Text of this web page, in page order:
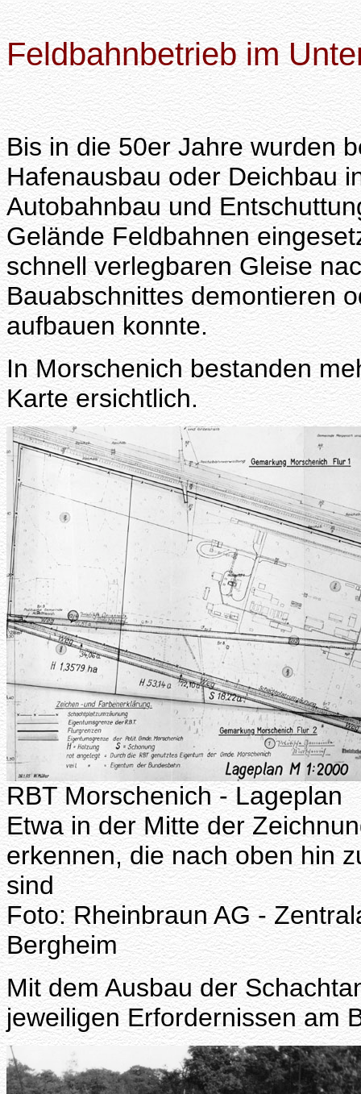
Feldbahnbetrieb im
Bis in die 50er Jahre wurden
Hafenausbau oder Deichbau
Autobahnbau und
Gelände Feldbahnen
schnell verlegbaren Gleise
Bauabschnittes demontieren
aufbauen konnte.
In Morschenich bestanden
Karte ersichtlich.
RBT Morschenich - Lageplan
Etwa in der Mitte der
erkennen, die nach oben hin
sind
Foto: Rheinbraun AG -
Bergheim
Mit dem Ausbau der
jeweiligen Erfordernissen am